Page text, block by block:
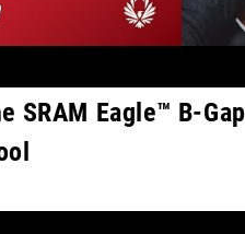
SRAM Eagle™ B-Gap